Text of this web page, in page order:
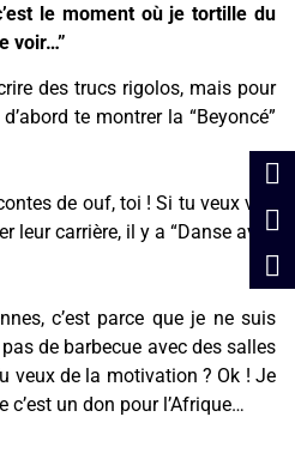
le moment où je tortille du
voir…”
des trucs rigolos, mais pour
te montrer la “Beyoncé”
de ouf, toi ! Si tu veux voir
leur carrière, il y a “Danse avec
c’est parce que je ne suis
de barbecue avec des salles
veux de la motivation ? Ok ! Je
c’est un don pour l’Afrique…